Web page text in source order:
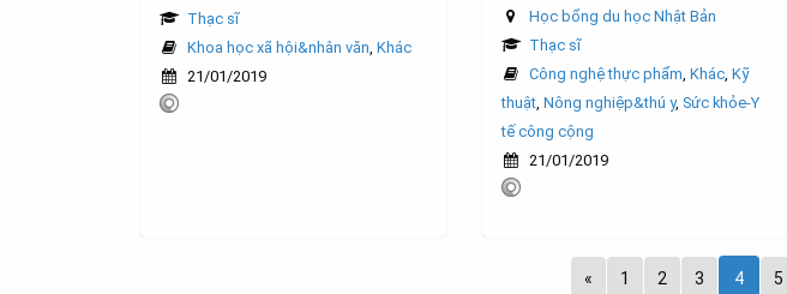
Thạc sĩ
Khoa học xã hội&nhân văn, Khác
21/01/2019
Học bổng du học Nhật Bản
Thạc sĩ
Công nghệ thực phẩm, Khác, Kỹ
thuật, Nông nghiệp&thú y, Sức khỏe-Y
tế công cộng
21/01/2019
« 1 2 3 4 5